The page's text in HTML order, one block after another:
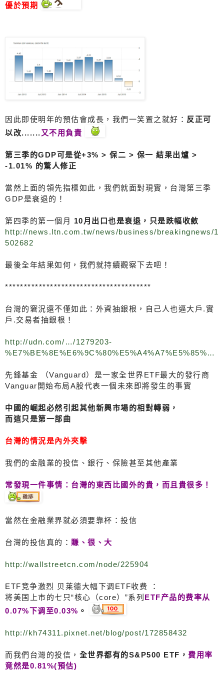
優於預期
因此即使明年的預估會成長，我們一笑置之就好： 反正可
以改.......又不用負責
第三季的GDP可是從+3% > 保二 > 保一 結果出爐 >
-1.01% 的驚人修正
當然上面的領先指標如此，我們就面對現實，台灣第三季
GDP是衰退的！
第四季的第一個月 10月出口也是衰退，只是跌幅收斂
http://news.ltn.com.tw/news/business/breakingnews/1
502682
最後全年結果如何，我們就持續觀察下去吧！
***************************************
台灣的窘況還不僅如此：外資抽銀根，自己人也逼大戶.實
戶.交易者抽銀根！
http://udn.com/…/1279203-
%E7%BE%8E%E6%9C%80%E5%A4%A7%E5%85%…
先鋒基金 （Vanguard）是一家全世界ETF最大的發行商
Vanguar開始布局A股代表一個未來即將發生的事實
中國的崛起必然引起其他新興市場的相對轉弱，
而這只是第一部曲
台灣的情況是內外夾擊
我們的金融業的投信、銀行、保險甚至其他產業
常發現一件事情：台灣的東西比國外的貴，而且貴很多！
當然在金融業界就必須要靠杯：投信
台灣的投信真的： 賺、很、大
http://wallstreetcn.com/node/225904
ETF竞争激烈 贝莱德大幅下调ETF收费 ：
将美国上市的七只“核心（core）”系列 ETF产品的费率从
0.07%下调至0.03% 。
http://kh74311.pixnet.net/blog/post/172858432
而我們台灣的投信， 全世界都有的S&P500 ETF，費用率
竟然是0.81%(預估)